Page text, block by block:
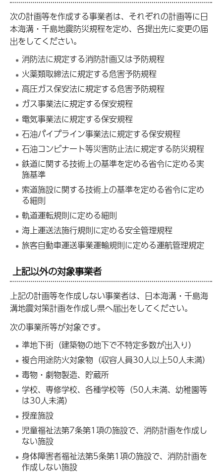
次の計画等を作成する事業者は、それぞれの計画等に日
本海溝・千島地震防災規程を定め、各提出先に変更の届
出をしてください。
消防法に規定する消防計画又は予防規程
火薬類取締法に規定する危害予防規程
高圧ガス保安法に規定する危害予防規程
ガス事業法に規定する保安規程
電気事業法に規定する保安規程
石油パイプライン事業法に規定する保安規程
石油コンビナート等災害防止法に規定する防災規程
鉄道に関する技術上の基準を定める省令に定める実
施基準
索道施設に関する技術上の基準を定める省令に定め
る細則
軌道運転規則に定める細則
海上運送法施行規則に定める安全管理規程
旅客自動車運送事業運輸規則に定める運航管理規定
上記以外の対象事業者
上記の計画等を作成しない事業者は、日本海溝・千島海
溝地震対策計画を作成し県へ届出をしてください。
次の事業所等が対象です。
準地下街（建築物の地下で不特定多数が出入り）
複合用途防火対象物（収容人員30人以上50人未満）
毒物・劇物製造、貯蔵所
学校、専修学校、各種学校等（50人未満、幼稚園等
は30人未満）
授産施設
児童福祉法第7条第1項の施設で、消防計画を作成し
ない施設
身体障害者福祉法第5条第1項の施設で、消防計画を
作成しない施設